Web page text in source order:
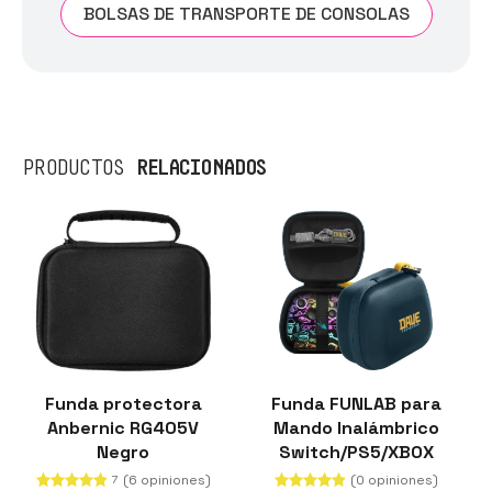
BOLSAS DE TRANSPORTE DE CONSOLAS
PRODUCTOS RELACIONADOS
Funda protectora
Anbernic RG405V
Negro
7 (6 opiniones)
Funda FUNLAB para
Mando Inalámbrico
Switch/PS5/XBOX
Dave Collab Edition
(0 opiniones)